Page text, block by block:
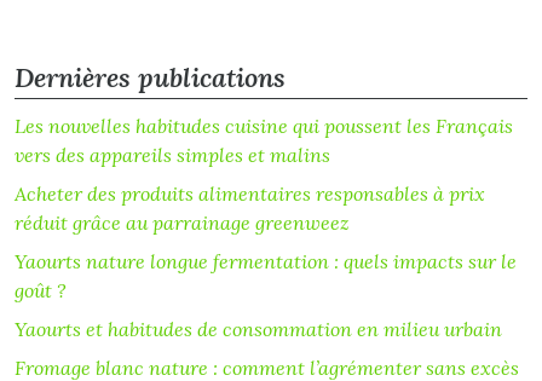
Dernières publications
Les nouvelles habitudes cuisine qui poussent les Français
vers des appareils simples et malins
Acheter des produits alimentaires responsables à prix
réduit grâce au parrainage greenweez
Yaourts nature longue fermentation : quels impacts sur le
goût ?
Yaourts et habitudes de consommation en milieu urbain
Fromage blanc nature : comment l’agrémenter sans excès